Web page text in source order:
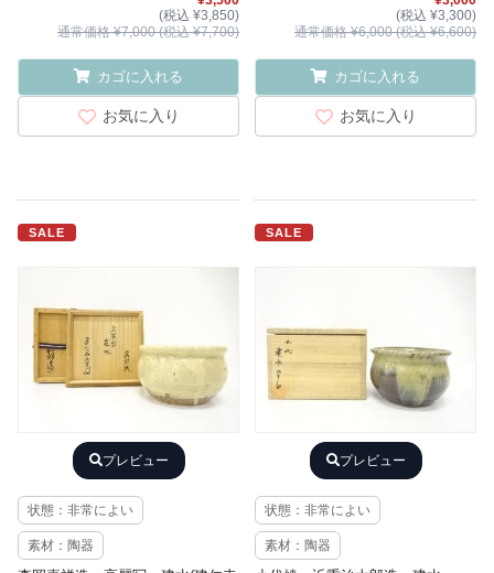
(税込 ¥3,850)
通常価格 ¥7,000 (税込 ¥7,700)
カゴに入れる
お気に入り
(税込 ¥3,300)
通常価格 ¥6,000 (税込 ¥6,600)
カゴに入れる
お気に入り
SALE
プレビュー
状態：非常によい
素材：陶器
SALE
プレビュー
状態：非常によい
素材：陶器